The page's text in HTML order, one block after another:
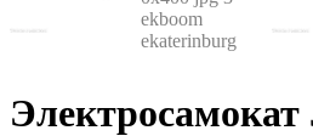
Электросамокат